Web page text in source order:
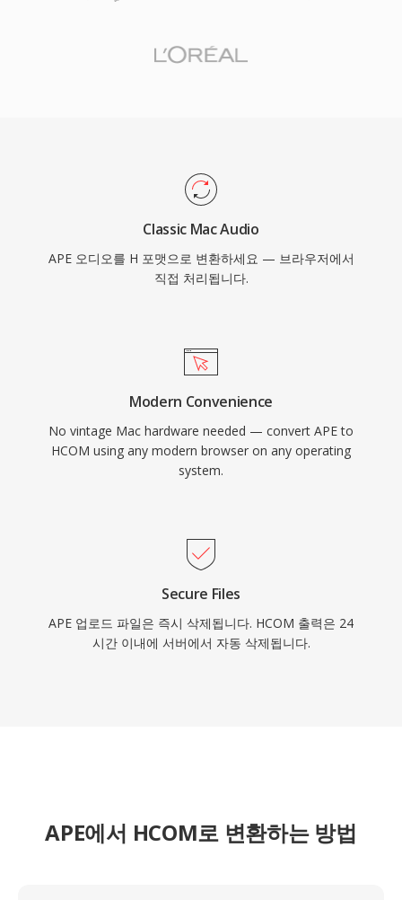
Classic Mac Audio
APE 오디오를 H 포맷으로 변환하세요 — 브라우저에서
직접 처리됩니다.
Modern Convenience
No vintage Mac hardware needed — convert APE to
HCOM using any modern browser on any operating
system.
Secure Files
APE 업로드 파일은 즉시 삭제됩니다. HCOM 출력은 24
시간 이내에 서버에서 자동 삭제됩니다.
APE에서 HCOM로 변환하는 방법